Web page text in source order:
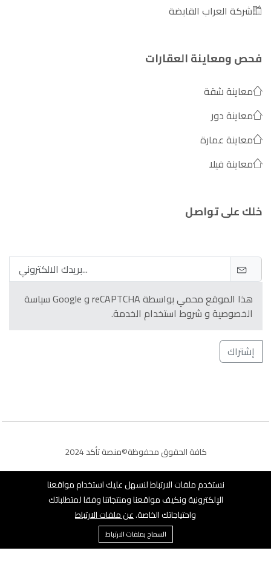
شركة العراب القابضة
فحص ومعاينة العقارات
معاينة شقة
معاينة دور
معاينة عمارة
معاينة فيلا
خلك على تواصل
هذا الموقع محمي بواسطة reCAPTCHA و Google سياسة
الخصوصية و شروط استخدام الخدمة.
إشتراك
كافة الحقوق محفوظة©منصة تأكد 2024
إبقى على اتصال:
فئة 0عربة التسوق
نستخدم ملفات الارتباط لنسهل عليك استخدام مواقعنا
الإلكترونية ونكيف مواقعنا ومنتجاتنا وفقا لمتطلباتك
واحتياجاتك الخاصة.عن ملفات الارتباط
السماح بملفات الارتباط